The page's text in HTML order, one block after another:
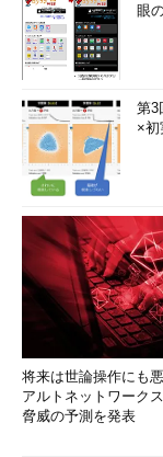
眼
第3
×初
将来は世論操作にも
アルトネットワーク
脅威の予測を発表